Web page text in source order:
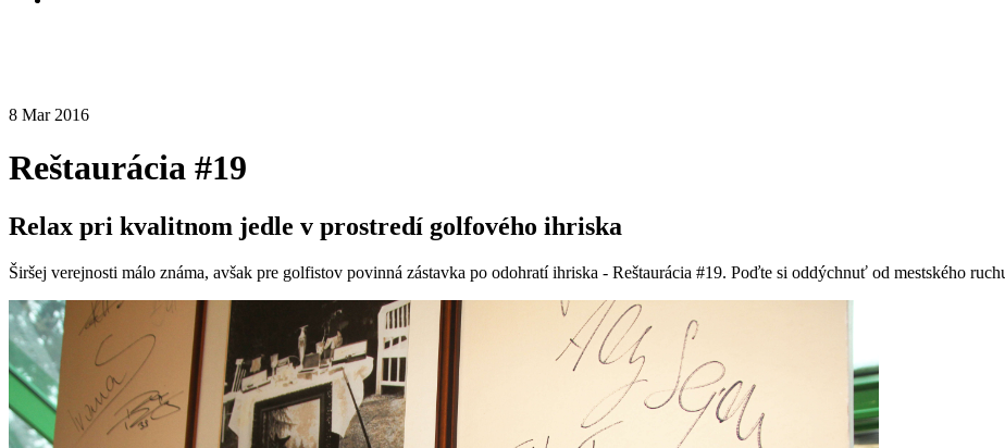
8 Mar 2016
Reštaurácia #19
Relax pri kvalitnom jedle v prostredí golfového ihriska
Širšej verejnosti málo známa, avšak pre golfistov povinná zástavka po odohratí ihriska - Reštaurácia #19. Poďte si oddýchnuť od mestského